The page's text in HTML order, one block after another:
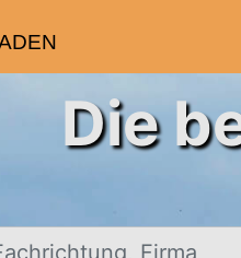
Die
Firma